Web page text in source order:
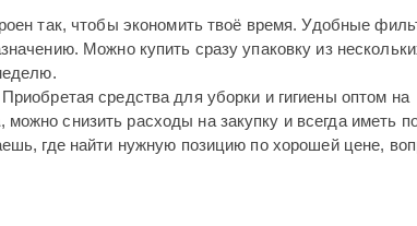
так, чтобы экономить твоё время. Удобные
Можно купить сразу упаковку из
средства для уборки и гигиены оптом на
, можно снизить расходы на закупку и всегда иметь
где найти нужную позицию по хорошей цене,